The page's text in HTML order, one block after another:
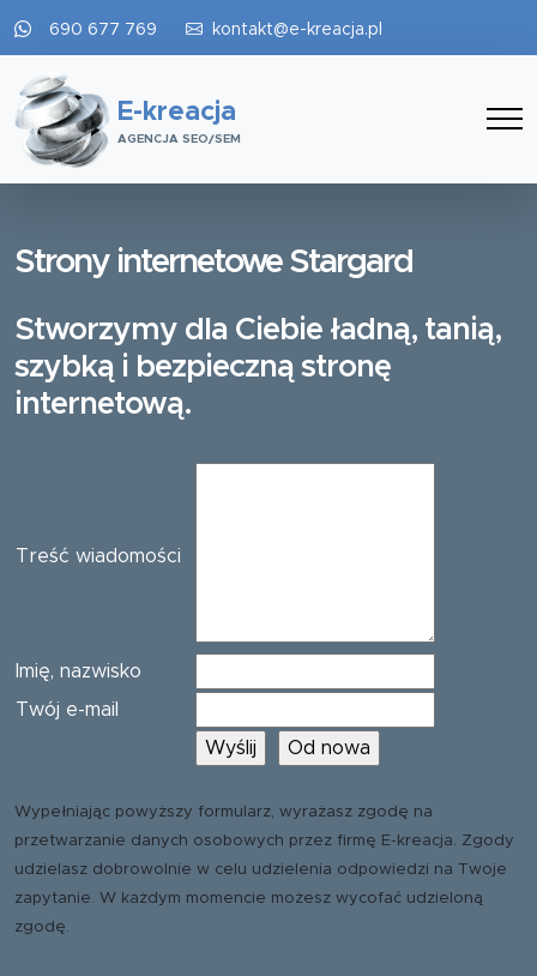
690 677 769 kontakt@e-kreacja.pl
E-kreacja
AGENCJA SEO/SEM
Strony internetowe Stargard
Stworzymy dla Ciebie ładną, tanią,
szybką i bezpieczną stronę
internetową.
Treść wiadomości
Imię, nazwisko
Twój e-mail
Wypełniając powyższy formularz, wyrażasz zgodę na
przetwarzanie danych osobowych przez firmę E-kreacja. Zgody
udzielasz dobrowolnie w celu udzielenia odpowiedzi na Twoje
zapytanie. W każdym momencie możesz wycofać udzieloną
zgodę.